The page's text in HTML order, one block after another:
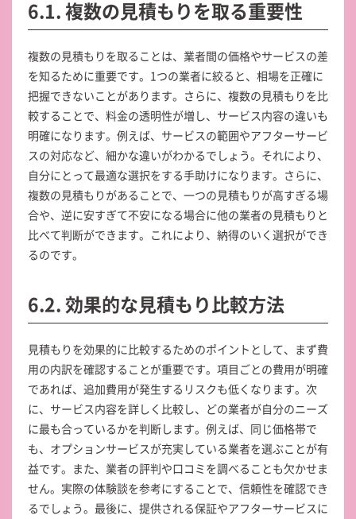
6.1. 複数の見積もりを取る重要性
複数の見積もりを取ることは、業者間の価格やサービスの差
を知るために重要です。1つの業者に絞ると、相場を正確に
把握できないことがあります。さらに、複数の見積もりを比
較することで、料金の透明性が増し、サービス内容の違いも
明確になります。例えば、サービスの範囲やアフターサービ
スの対応など、細かな違いがわかるでしょう。それにより、
自分にとって最適な選択をする手助けになります。さらに、
複数の見積もりがあることで、一つの見積もりが高すぎる場
合や、逆に安すぎて不安になる場合に他の業者の見積もりと
比べて判断ができます。これにより、納得のいく選択ができ
るのです。
6.2. 効果的な見積もり比較方法
見積もりを効果的に比較するためのポイントとして、まず費
用の内訳を確認することが重要です。項目ごとの費用が明確
であれば、追加費用が発生するリスクも低くなります。次
に、サービス内容を詳しく比較し、どの業者が自分のニーズ
に最も合っているかを判断します。例えば、同じ価格帯で
も、オプションサービスが充実している業者を選ぶことが有
益です。また、業者の評判や口コミを調べることも欠かせま
せん。実際の体験談を参考にすることで、信頼性を確認でき
るでしょう。最後に、提供される保証やアフターサービスに